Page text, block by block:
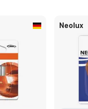
Neolux